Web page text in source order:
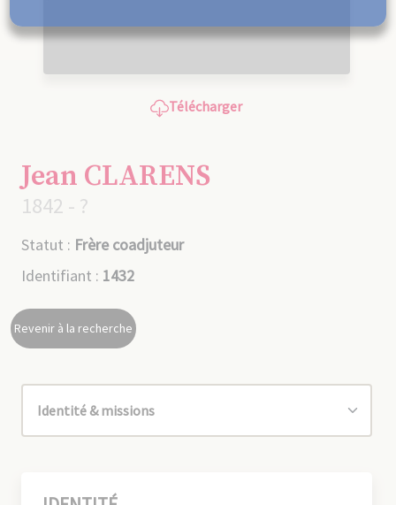
Télécharger
Jean CLARENS
1842 - ?
Statut : Frère coadjuteur
Identifiant : 1432
Revenir à la recherche